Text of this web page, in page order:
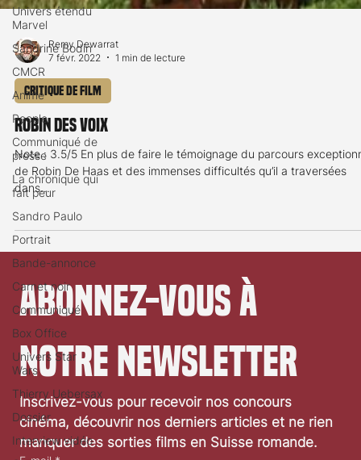
Univers étendu
Marvel
Sandrine Bodin
CMCR
Anime
People
Communiqué de
presse
La chronique qui
fait peur
Sandro Paulo
Portrait
Bande-annonce
Carnet noir
Communiqué
Box Office
Univers Star
Wars
Thierry Uebersax
Dossier
Interview vidéo
Remy Dewarrat
7 févr. 2022
Critique de film
Robin des voix
Note : 3.5/5 En plus de faire le témoignage du parcours
de Robin De Haas et des immenses difficultés qu’il a traversées
dans...
Abonnez-vous à
notre newsletter
Inscrivez-vous pour recevoir nos concours